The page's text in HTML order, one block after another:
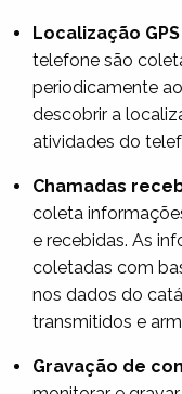
Localização GPS
telefone são
periodicamente
descobrir a
atividades do
Chamadas
coleta
e recebidas. As
coletadas com
nos dados do
transmitidos e
Gravação de